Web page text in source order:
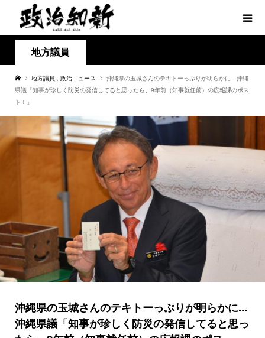
地方議員
地方議員 政治ニュース
沖縄県の玉城さんのテキトーっぷりが明らかに…沖縄
県議「知事が珍しく防災の発信してると思ったら、9年前（知事就任前）の広報課のポス
ト！」
沖縄県の玉城さんのテキトーっぷりが明らかに…
沖縄県議「知事が珍しく防災の発信してると思っ